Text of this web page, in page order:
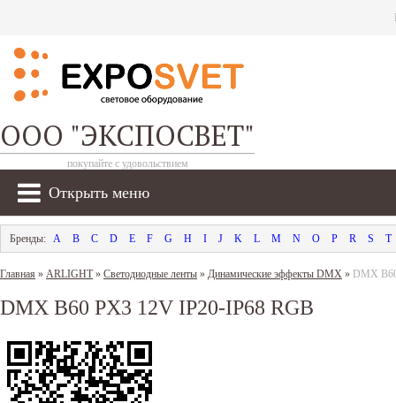
ООО "ЭКСПОСВЕТ"
покупайте с удовольствием
Открыть меню
A B C D E F G H I J K L M N O P R S T
Главная » ARLIGHT» Светодиодные ленты » Динамические эффекты DMX » DMX
DMX B60 PX3 12V IP20-IP68 RGB